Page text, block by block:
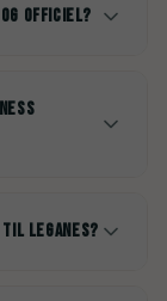
officiel?
Leganes?